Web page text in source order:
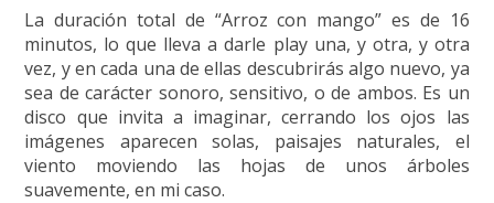
La duración total de “Arroz con mango” es de 16
minutos, lo que lleva a darle play una, y otra, y otra
vez, y en cada una de ellas descubrirás algo nuevo, ya
sea de carácter sonoro, sensitivo, o de ambos. Es un
disco que invita a imaginar, cerrando los ojos las
imágenes aparecen solas, paisajes naturales, el
viento moviendo las hojas de unos árboles
suavemente, en mi caso.